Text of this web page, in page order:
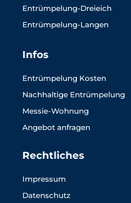
Entrümpelung-Dreieich
Entrümpelung-Langen
Infos
Entrümpelung Kosten
Nachhaltige Entrümpelung
Messie-Wohnung
Angebot anfragen
Rechtliches
Impressum
Datenschutz